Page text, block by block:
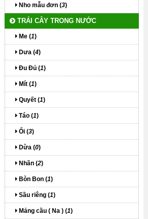
Nho mẫu đơn (3)
TRÁI CÂY TRONG NƯỚC
Me (1)
Dưa (4)
Đu Đủ (1)
Mít (1)
Quyết (1)
Táo (1)
Ổi (3)
Dừa (0)
Nhãn (2)
Bòn Bon (1)
Sầu riêng (1)
Mảng cầu ( Na ) (1)